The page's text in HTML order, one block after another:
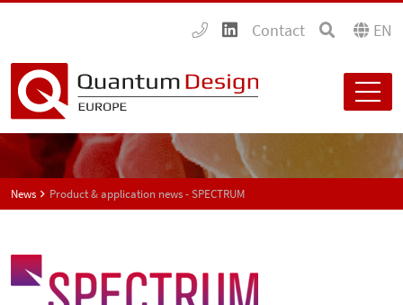
Contact EN
News Product & application news - SPECTRUM